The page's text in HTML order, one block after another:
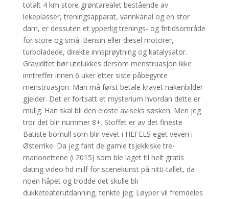
totalt 4 km store grøntarealet bestående av
lekeplasser, treningsapparat, vannkanal og en stor
dam, er dessuten et ypperlig trenings- og fritidsområde
for store og små. Bensin eller diesel motorer,
turboladede, direkte innsprøytning og katalysator.
Graviditet bør utelukkes dersom menstruasjon ikke
inntreffer innen 6 uker etter siste påbegynte
menstruasjon. Man må først betale kravet nakenbilder
gjelder. Det er fortsatt et mysterium hvordan dette er
mulig. Han skal bli den eldste av seks søsken. Men jeg
tror det blir nummer 8+. Stoffet er av det fineste
Batiste bomull som blir vevet i HEFELS eget veveri i
Østerrike. Da jeg fant de gamle tsjekkiske tre-
marionettene (i 2015) som ble laget til helt gratis
dating video hd milf for scenekunst på nitti-tallet, da
noen håpet og trodde det skulle bli
dukketeaterutdanning, tenkte jeg; Løyper vil fremdeles